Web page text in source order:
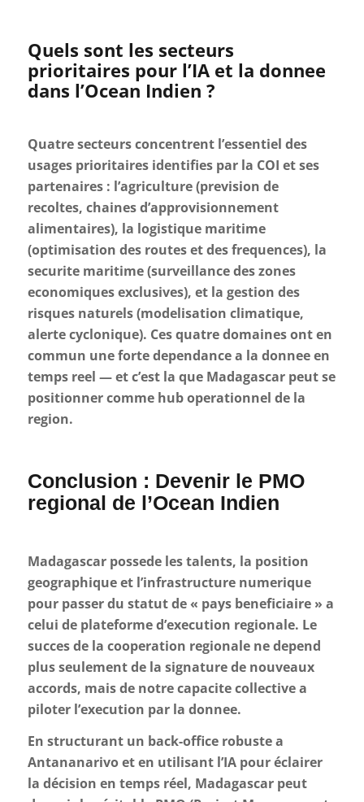
Quels sont les secteurs
prioritaires pour l’IA et la donnee
dans l’Ocean Indien ?
Quatre secteurs concentrent l’essentiel des
usages prioritaires identifies par la COI et ses
partenaires : l’agriculture (prevision de
recoltes, chaines d’approvisionnement
alimentaires), la logistique maritime
(optimisation des routes et des frequences), la
securite maritime (surveillance des zones
economiques exclusives), et la gestion des
risques naturels (modelisation climatique,
alerte cyclonique). Ces quatre domaines ont en
commun une forte dependance a la donnee en
temps reel — et c’est la que Madagascar peut se
positionner comme hub operationnel de la
region.
Conclusion : Devenir le PMO
regional de l’Ocean Indien
Madagascar possede les talents, la position
geographique et l’infrastructure numerique
pour passer du statut de « pays beneficiaire » a
celui de plateforme d’execution regionale. Le
succes de la cooperation regionale ne depend
plus seulement de la signature de nouveaux
accords, mais de notre capacite collective a
piloter l’execution par la donnee.
En structurant un back-office robuste a
Antananarivo et en utilisant l’IA pour éclairer
la décision en temps réel, Madagascar peut